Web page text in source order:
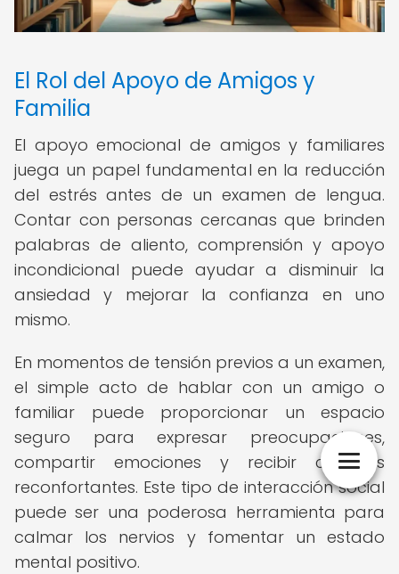
El Rol del Apoyo de Amigos y
Familia
El apoyo emocional de amigos y familiares
juega un papel fundamental en la reducción
del estrés antes de un examen de lengua.
Contar con personas cercanas que brinden
palabras de aliento, comprensión y apoyo
incondicional puede ayudar a disminuir la
ansiedad y mejorar la confianza en uno
mismo.
En momentos de tensión previos a un examen,
el simple acto de hablar con un amigo o
familiar puede proporcionar un espacio
seguro para expresar preocupaciones,
compartir emociones y recibir consejos
reconfortantes. Este tipo de interacción social
puede ser una poderosa herramienta para
calmar los nervios y fomentar un estado
mental positivo.